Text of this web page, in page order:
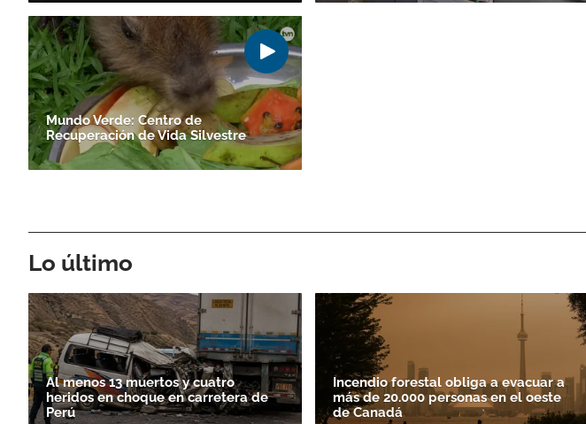
Mundo Verde: Centro de
Recuperación de Vida Silvestre
Lo último
Al menos 13 muertos y cuatro
heridos en choque en carretera de
Perú
Incendio forestal obliga a evacuar a
más de 20.000 personas en el oeste
de Canadá